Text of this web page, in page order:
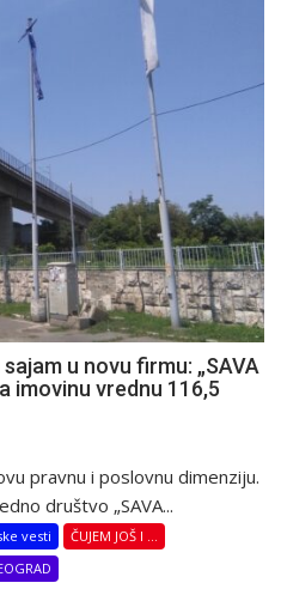
u novu firmu: „SAVA
imovinu vrednu 116,5
pravnu i poslovnu dimenziju.
društvo „SAVA...
vesti
ČUJEM JOŠ I ...